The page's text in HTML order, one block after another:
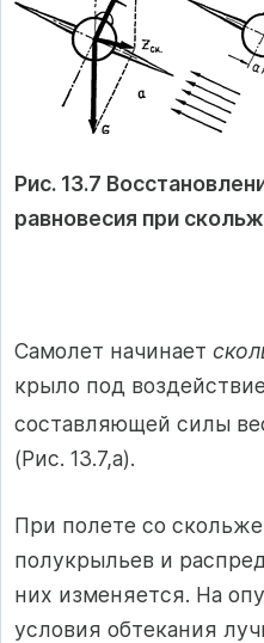
Рис. 13.7
равновесия при
Самолет начинает
крыло под
составляющей силы
(Рис. 13.7,а).
При полете со
полукрыльев и
них изменяется. На
условия обтекания